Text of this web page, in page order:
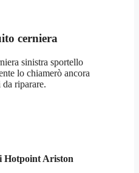
cerniera
sinistra sportello
lo chiamerò ancora
riparare.
Hotpoint Ariston